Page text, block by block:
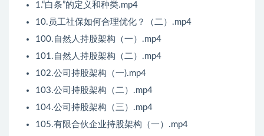
1.“白条”的定义和种类.mp4
10.员工社保如何合理优化？（二）.mp4
100.自然人持股架构（一）.mp4
101.自然人持股架构（二）.mp4
102.公司持股架构（一).mp4
103.公司持股架构（二）.mp4
104.公司持股架构（三）.mp4
105.有限合伙企业持股架构（一）.mp4